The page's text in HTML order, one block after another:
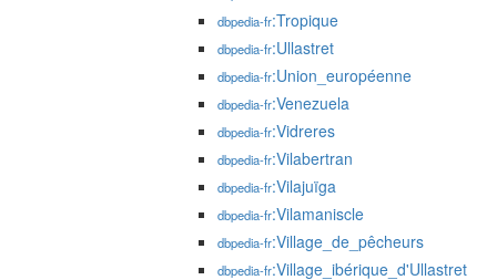
dbpedia-fr:Tropique
dbpedia-fr:Ullastret
dbpedia-fr:Union_européenne
dbpedia-fr:Venezuela
dbpedia-fr:Vidreres
dbpedia-fr:Vilabertran
dbpedia-fr:Vilajuïga
dbpedia-fr:Vilamaniscle
dbpedia-fr:Village_de_pêcheurs
dbpedia-fr:Village_ibérique_d'Ullastret